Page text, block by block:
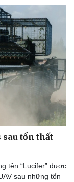
tổn thất
tên “Lucifer” được
sau những tổn